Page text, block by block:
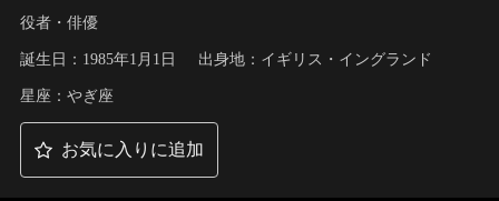
役者・俳優
誕生日：1985年1月1日 出身地：イギリス・イングランド
星座：やぎ座
お気に入りに追加